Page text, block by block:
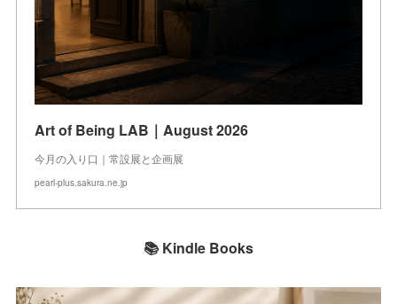
Art of Being LAB｜August 2026
今月の入り口｜常設展と企画展
pearl-plus.sakura.ne.jp
📚 Kindle Books